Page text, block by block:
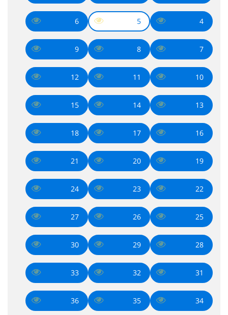
4
5
6
7
8
9
10
11
12
13
14
15
16
17
18
19
20
21
22
23
24
25
26
27
28
29
30
31
32
33
34
35
36